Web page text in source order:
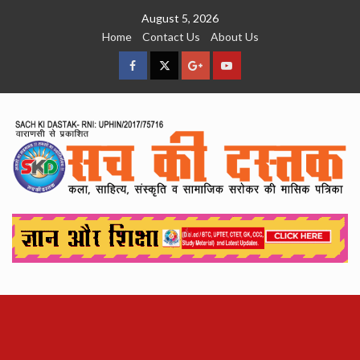
August 5, 2026
Home
Contact Us About Us
facebookTwitterGoogleYouTube